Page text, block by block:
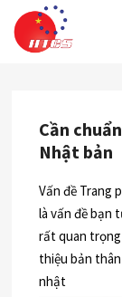
content
CÔNG
Cần
Nhật bản
Vấn đề Trang
là vấn đề bạn
rất quan
thiệu bản
nhật